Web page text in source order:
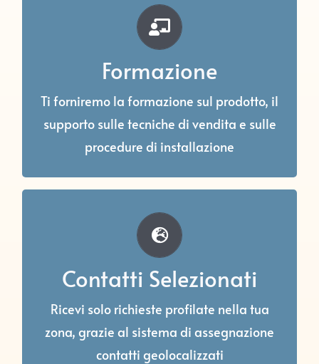
Formazione
Ti forniremo la formazione sul prodotto, il
supporto sulle tecniche di vendita e sulle
procedure di installazione
Supporto Tecnico
Mettiamo a disposizione dei partner il
servizio di assistenza tecnica prima e dopo
la vendita, per supportarvi anche tramite
l’ausilio di canali innovativi.
Contatti Selezionati
Ricevi solo richieste profilate nella tua
zona, grazie al sistema di assegnazione
contatti geolocalizzati
Richieste Geolocalizzate
Ogni richiesta di preventivo da sito o
campagne viene assegnato al partner più
disponibilità, così valorizziamo la tua
presenza sul territorio.